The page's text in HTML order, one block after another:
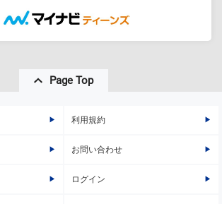
Page Top
利用規約
お問い合わせ
ログイン